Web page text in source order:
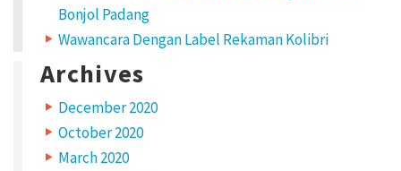
Bonjol Padang
Wawancara Dengan Label Rekaman Kolibri
Archives
December 2020
October 2020
March 2020